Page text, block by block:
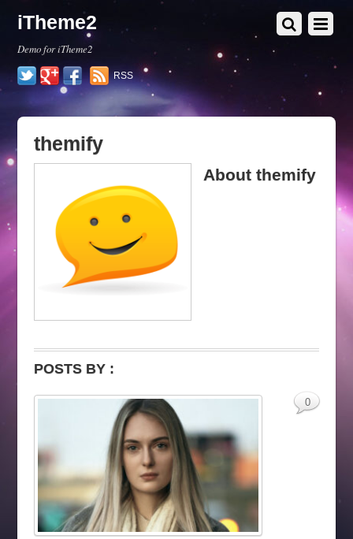
iTheme2
Demo for iTheme2
TwitterGoogle+FacebookRSS
themify
About themify
POSTS BY :
0